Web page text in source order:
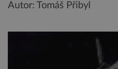
Autor: Tomáš Přibyl